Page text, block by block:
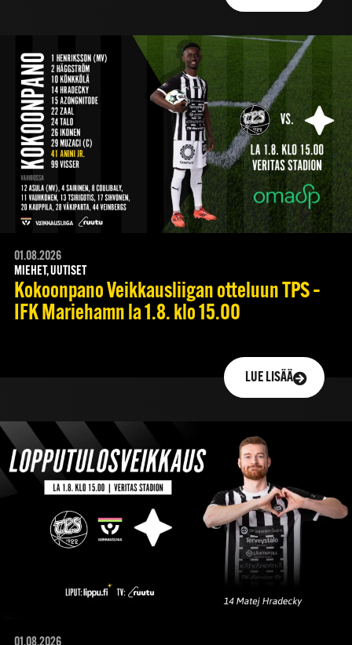
01.08.2026
MIEHET, UUTISET
Kokoonpano Veikkausliigan otteluun TPS –
IFK Mariehamn la 1.8. klo 15.00
LUE LISÄÄ
01.08.2026